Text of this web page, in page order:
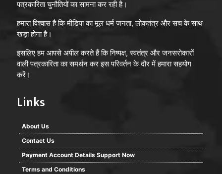
पत्रकारिता चुनौतियों का सामना कर रही है।
हमारा विश्वास है कि मीडिया का मूल धर्म जनता, लोकतंत्र और सच के साथ
खड़ा होना है।
इसलिए हम आपसे अपील करते हैं कि निष्पक्ष, स्वतंत्र और जनसरोकारों
वाली पत्रकारिता का समर्थन कर इस परिवर्तन के दौर में हमारा सहयोग
करें।
Links
About Us
Contact Us
Payment Account Details Support Now
Terms and Conditions